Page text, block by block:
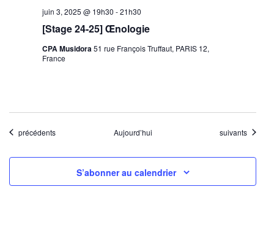
[Stage 24-25] Œnologie
juin 3, 2025 @ 19h30 -21h30
CPA Musidora51 rue François Truffaut, PARIS 12,
France
Évènements
précédents Aujourd’hui Évènements
suivants
S’abonner au calendrier